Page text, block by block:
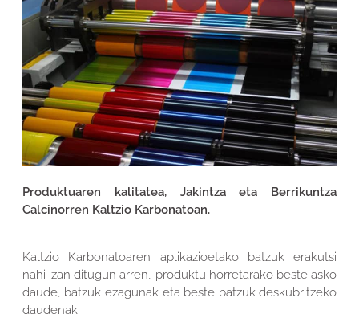
Produktuaren kalitatea, Jakintza eta Berrikuntza
Calcinorren Kaltzio Karbonatoan.
Kaltzio Karbonatoaren aplikazioetako batzuk erakutsi
nahi izan ditugun arren, produktu horretarako beste asko
daude, batzuk ezagunak eta beste batzuk deskubritzeko
daudenak.